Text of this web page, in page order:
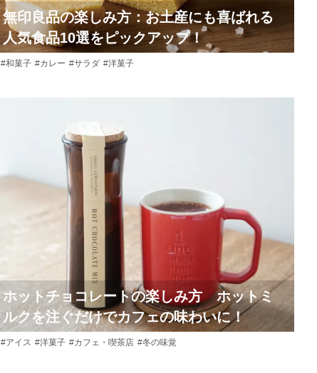
無印良品の楽しみ方：お土産にも喜ばれる
人気食品10選をピックアップ！
#和菓子 #カレー #サラダ #洋菓子
ホットチョコレートの楽しみ方 ホットミ
ルクを注ぐだけでカフェの味わいに！
#アイス #洋菓子 #カフェ・喫茶店 #冬の味覚